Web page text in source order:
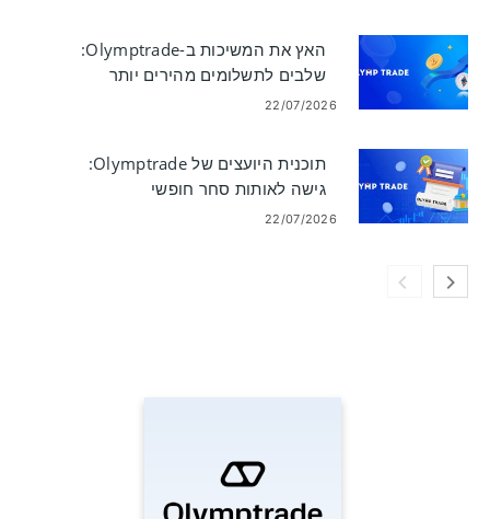
האץ את המשיכות ב-Olymptrade:
שלבים לתשלומים מהירים יותר
22/07/2026
תוכנית היועצים של Olymptrade:
גישה לאותות סחר חופשי
22/07/2026